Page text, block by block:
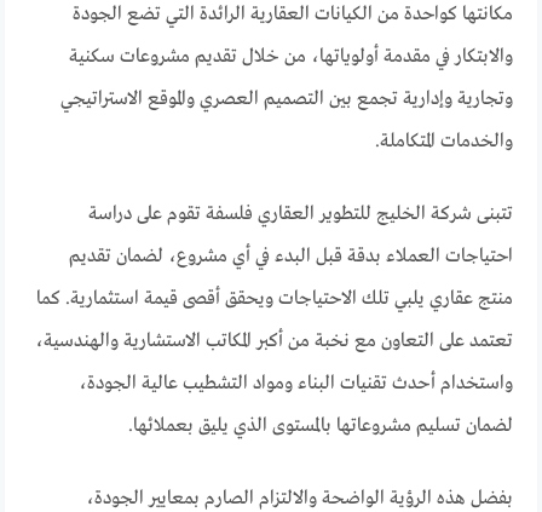
مكانتها كواحدة من الكيانات العقارية الرائدة التي تضع الجودة
والابتكار في مقدمة أولوياتها، من خلال تقديم مشروعات سكنية
وتجارية وإدارية تجمع بين التصميم العصري والموقع الاستراتيجي
والخدمات المتكاملة.
تتبنى شركة الخليج للتطوير العقاري فلسفة تقوم على دراسة
احتياجات العملاء بدقة قبل البدء في أي مشروع، لضمان تقديم
منتج عقاري يلبي تلك الاحتياجات ويحقق أقصى قيمة استثمارية. كما
تعتمد على التعاون مع نخبة من أكبر المكاتب الاستشارية والهندسية،
واستخدام أحدث تقنيات البناء ومواد التشطيب عالية الجودة،
لضمان تسليم مشروعاتها بالمستوى الذي يليق بعملائها.
بفضل هذه الرؤية الواضحة والالتزام الصارم بمعايير الجودة،